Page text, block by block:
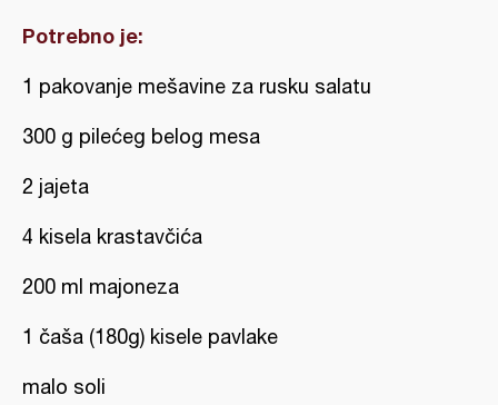
Potrebno je:
1 pakovanje mešavine za rusku salatu
300 g pilećeg belog mesa
2 jajeta
4 kisela krastavčića
200 ml majoneza
1 čaša (180g) kisele pavlake
malo soli